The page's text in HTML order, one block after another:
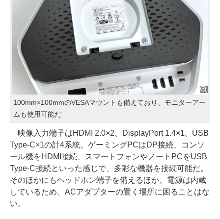
100mm×100mmのVESAマウントも備えており、モニターアー
ムも使用可能だ
映像入力端子はHDMI 2.0×2、DisplayPort 1.4×1、USB
Type-C×1の計4系統。ゲーミングPCはDP接続、コンソ
ール機をHDMI接続、スマートフォンやノートPCをUSB
Type-C接続といった感じで、多彩な機器を接続可能だ。
そのほかにもヘッドホン端子を備えるほか、電源は内蔵
しているため、ACアダプターの置く場所に困ることはな
い。